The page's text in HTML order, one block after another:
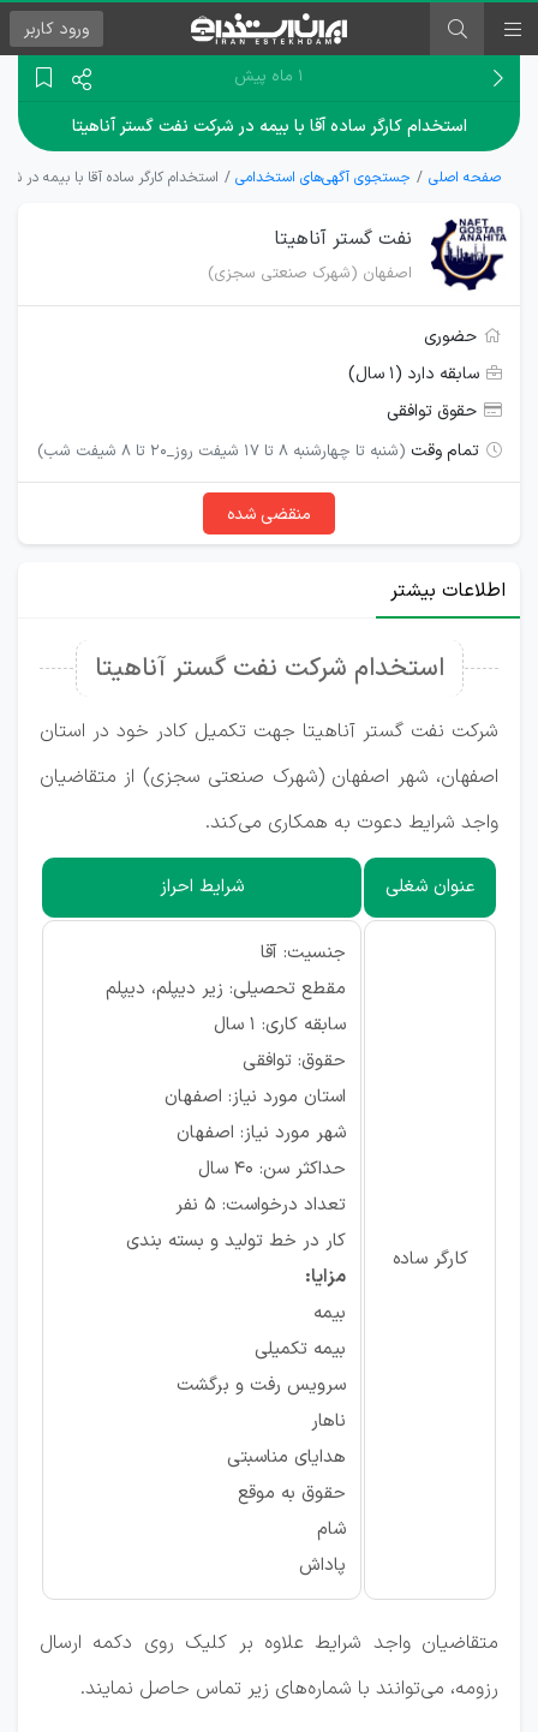
ورود کاربر
۱ ماه پیش
استخدام کارگر ساده آقا با بیمه در شرکت نفت گستر آناهیتا
صفحه اصلی جستجوی آگهی‌های استخدامی استخدام کارگر ساده آقا با بیمه در
نفت گستر آناهیتا
اصفهان (شهرک صنعتی سجزی)
حضوری
سابقه دارد (۱ سال)
حقوق توافقی
تمام وقت (شنبه تا چهارشنبه 8 تا 17 شیفت روز_20 تا 8 شیفت شب)
منقضی شده
اطلاعات بیشتر
استخدام شرکت نفت گستر آناهیتا
شرکت نفت گستر آناهیتا جهت تکمیل کادر خود در استان
اصفهان، شهر اصفهان (شهرک صنعتی سجزی) از متقاضیان
واجد شرایط دعوت به همکاری می‌کند.
عنوان شغلی شرایط احراز
کارگر ساده
جنسیت: آقا
مقطع تحصیلی: زیر دیپلم، دیپلم
سابقه کاری: ۱ سال
حقوق: توافقی
استان مورد نیاز: اصفهان
شهر مورد نیاز: اصفهان
حداکثر سن: 40 سال
تعداد درخواست: 5 نفر
کار در خط تولید و بسته بندی
مزایا:
بیمه
بیمه تکمیلی
سرویس رفت و برگشت
ناهار
هدایای مناسبتی
حقوق به موقع
شام
پاداش
متقاضیان واجد شرایط علاوه بر کلیک روی دکمه ارسال
رزومه، می‌توانند با شماره‌های زیر تماس حاصل نمایند.